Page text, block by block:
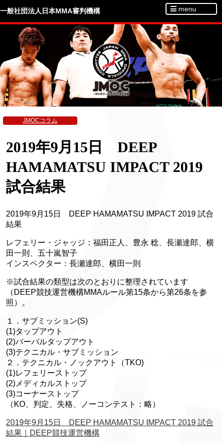
一般社団法人日本MMA審判機構 menu
JMOCコラム
2019年9月15日 DEEP
HAMAMATSU IMPACT 2019
試合結果
2019年9月15日 DEEP HAMAMATSU IMPACT 2019 試合
結果
レフェリー・ジャッジ：福田正人、豊永 稔、長瀬達郎、横
田一則、五十嵐智子
インスペクター：長瀬達郎、横田一則
※試合結果の類型は次のとおりに整理されています
（DEEP競技運営機構MMAルール第15条から第26条を参
照）。
１．サブミッション(S)
(1)タップアウト
(2)バーバルタップアウト
(3)テクニカル・サブミッション
２．テクニカル・ノックアウト（TKO)
(1)レフェリーストップ
(2)メディカルストップ
(3)コーナーストップ
（KO、判定、失格、ノーコンテスト：略）
2019年9月15日 DEEP HAMAMATSU IMPACT 2019 試合
結果｜DEEP競技運営機構